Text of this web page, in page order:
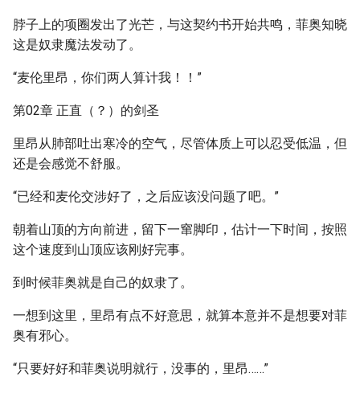
脖子上的项圈发出了光芒，与这契约书开始共鸣，菲奥知晓
这是奴隶魔法发动了。
“麦伦里昂，你们两人算计我！！”
第02章 正直（？）的剑圣
里昂从肺部吐出寒冷的空气，尽管体质上可以忍受低温，但
还是会感觉不舒服。
“已经和麦伦交涉好了，之后应该没问题了吧。”
朝着山顶的方向前进，留下一窜脚印，估计一下时间，按照
这个速度到山顶应该刚好完事。
到时候菲奥就是自己的奴隶了。
一想到这里，里昂有点不好意思，就算本意并不是想要对菲
奥有邪心。
“只要好好和菲奥说明就行，没事的，里昂……”